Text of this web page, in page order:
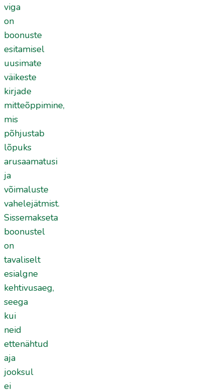
viga
on
boonuste
esitamisel
uusimate
väikeste
kirjade
mitteõppimine,
mis
põhjustab
lõpuks
arusaamatusi
ja
võimaluste
vahelejätmist.
Sissemakseta
boonustel
on
tavaliselt
esialgne
kehtivusaeg,
seega
kui
neid
ettenähtud
aja
jooksul
ei